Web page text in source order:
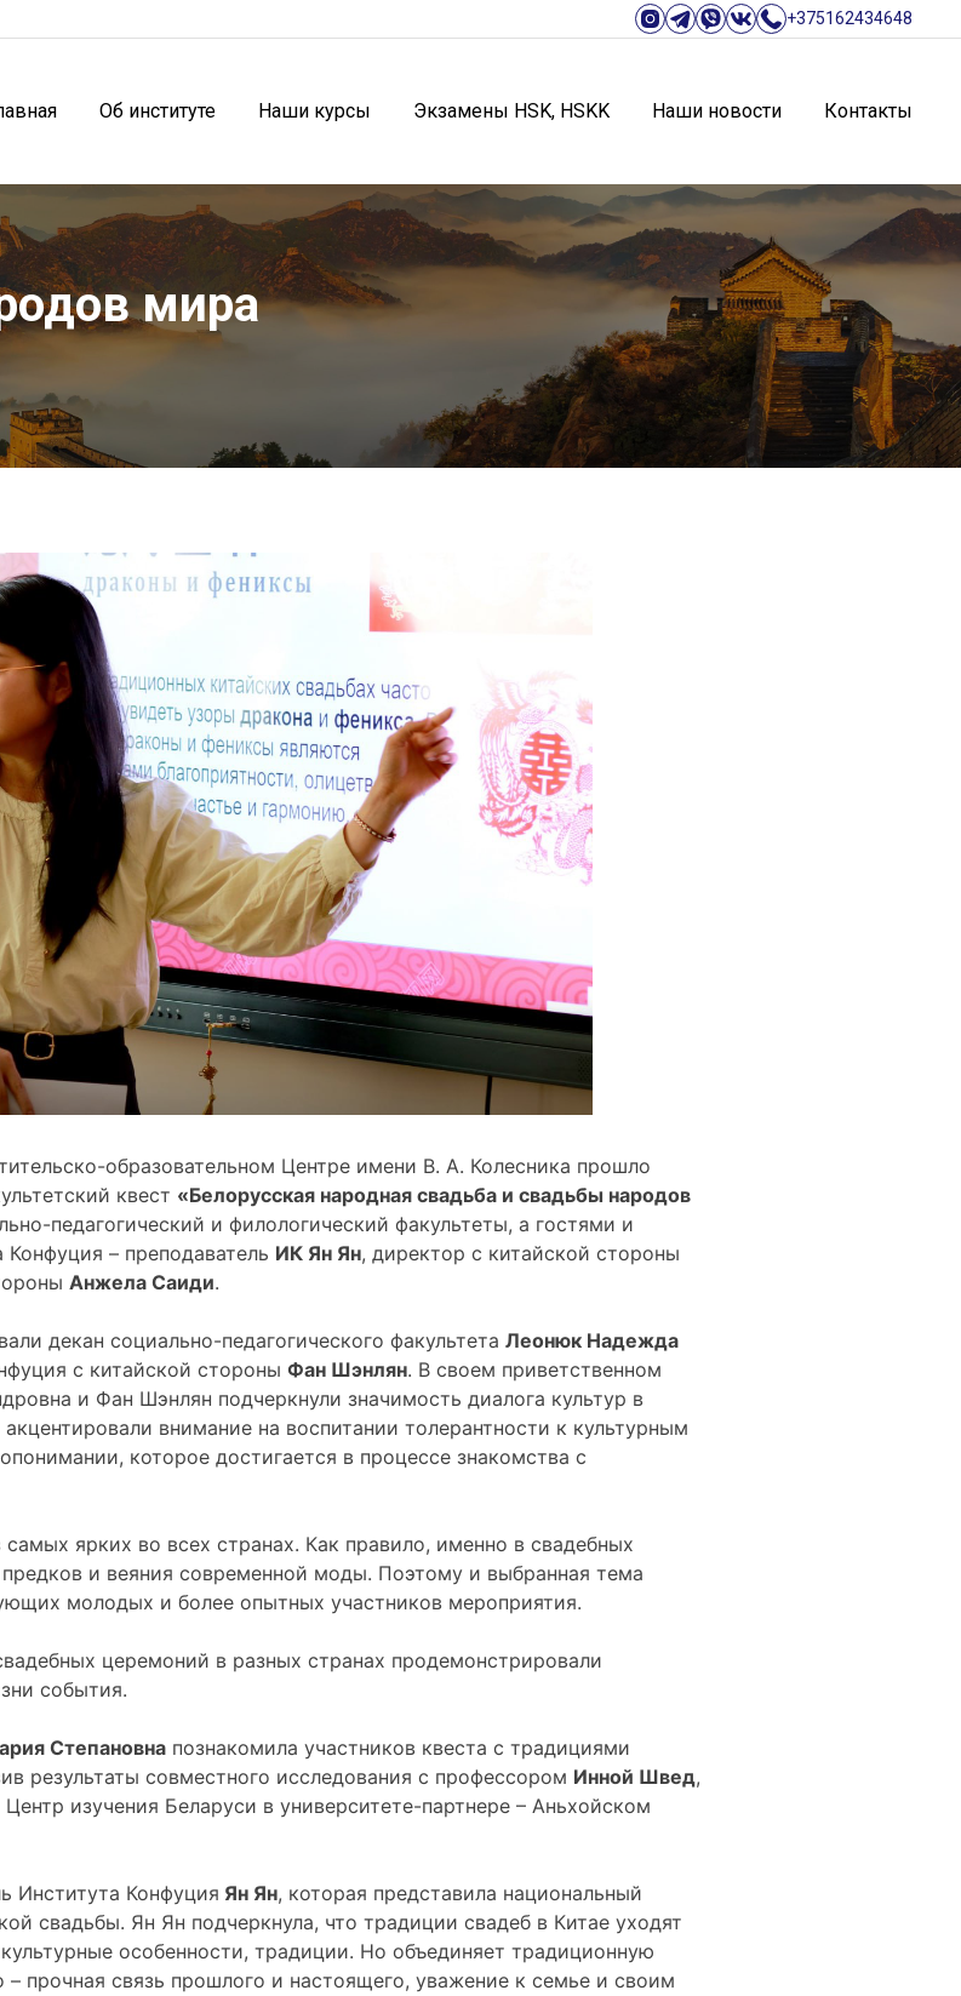
+375162434648
Об институте Наши курсы Экзамены HSK, HSKK Наши новости Контакты
мира
образовательном Центре имени В. А. Колесника прошло
квест «Белорусская народная свадьба и свадьбы народов
педагогический и филологический факультеты, а гостями и
– преподаватель ИК Ян Ян, директор с китайской стороны
Анжела Саиди.
декан социально-педагогического факультета Леонюк Надежда
с китайской стороны Фан Шэнлян. В своем приветственном
и Фан Шэнлян подчеркнули значимость диалога культур в
внимание на воспитании толерантности к культурным
которое достигается в процессе знакомства с
ярких во всех странах. Как правило, именно в свадебных
и веяния современной моды. Поэтому и выбранная тема
молодых и более опытных участников мероприятия.
церемоний в разных странах продемонстрировали
события.
Степановна познакомила участников квеста с традициями
результаты совместного исследования с профессором Инной Швед,
изучения Беларуси в университете-партнере – Аньхойском
Института Конфуция Ян Ян, которая представила национальный
свадьбы. Ян Ян подчеркнула, что традиции свадеб в Китае уходят
особенности, традиции. Но объединяет традиционную
прочная связь прошлого и настоящего, уважение к семье и своим